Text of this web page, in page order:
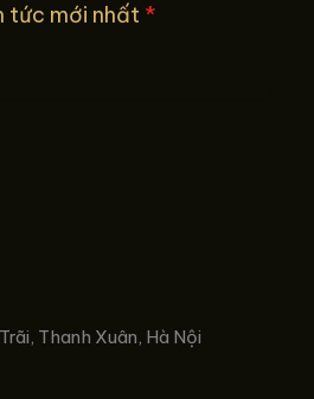
tức mới nhất *
Thanh Xuân, Hà Nội